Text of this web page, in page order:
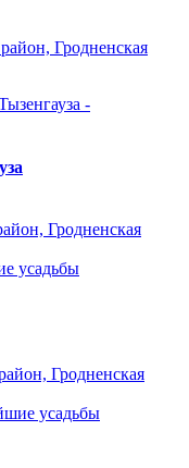
Гродненская
Гродненская
Гродненская